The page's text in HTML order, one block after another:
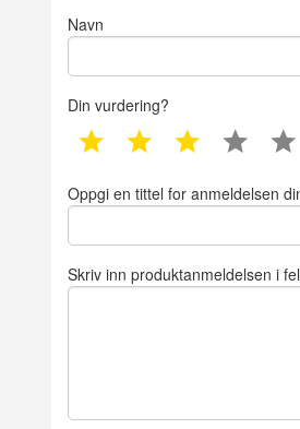
Navn
Din vurdering?
1 star 2 star 3 star 4 star
Oppgi en tittel for anmeldelsen
Skriv inn produktanmeldelsen i